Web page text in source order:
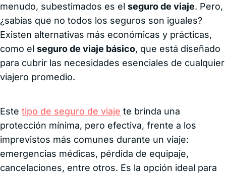
menudo, subestimados es el seguro de viaje. Pero,
¿sabías que no todos los seguros son iguales?
Existen alternativas más económicas y prácticas,
como el seguro de viaje básico, que está diseñado
para cubrir las necesidades esenciales de cualquier
viajero promedio.
Este tipo de seguro de viaje te brinda una
protección mínima, pero efectiva, frente a los
imprevistos más comunes durante un viaje:
emergencias médicas, pérdida de equipaje,
cancelaciones, entre otros. Es la opción ideal para